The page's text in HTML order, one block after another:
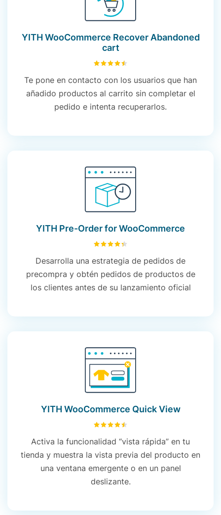
YITH WooCommerce Recover Abandoned
cart
Te pone en contacto con los usuarios que han
añadido productos al carrito sin completar el
pedido e intenta recuperarlos.
YITH Pre-Order for WooCommerce
Desarrolla una estrategia de pedidos de
precompra y obtén pedidos de productos de
los clientes antes de su lanzamiento oficial
YITH WooCommerce Quick View
Activa la funcionalidad “vista rápida” en tu
tienda y muestra la vista previa del producto en
una ventana emergente o en un panel
deslizante.